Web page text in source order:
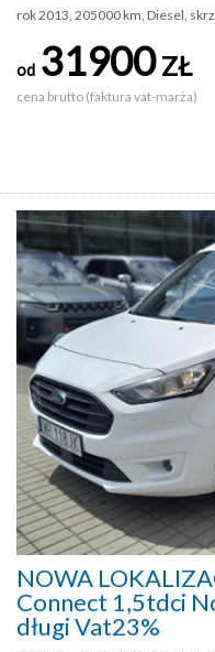
rok 2013, 205000 km, Diesel,
od 31900ZŁ
cena brutto (faktura vat-marża)
NOWA
Connect 1,5tdci
długi Vat23%